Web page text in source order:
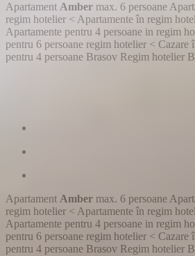
Apartament Amber max. 6 persoane
regim hotelier < Apartamente în regim
Apartamente pentru 4 persoane in regim
pentru 6 persoane regim hotelier < Cazare
pentru 4 persoane Brasov Regim hotelier
Apartament Amber max. 6 persoane
regim hotelier < Apartamente în regim
Apartamente pentru 4 persoane in regim
pentru 6 persoane regim hotelier < Cazare
pentru 4 persoane Brasov Regim hotelier